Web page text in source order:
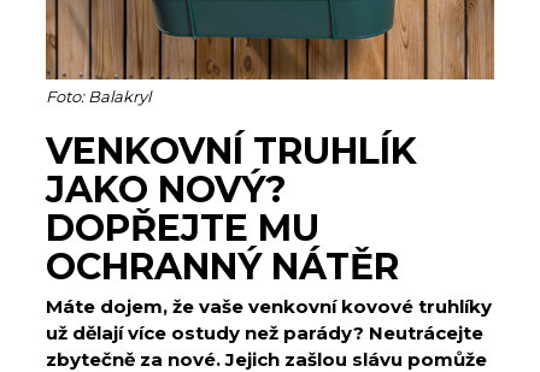
Foto: Balakryl
VENKOVNÍ TRUHLÍK
JAKO NOVÝ?
DOPŘEJTE MU
OCHRANNÝ NÁTĚR
Máte dojem, že vaše venkovní kovové truhlíky
už dělají více ostudy než parády? Neutrácejte
zbytečně za nové. Jejich zašlou slávu pomůže